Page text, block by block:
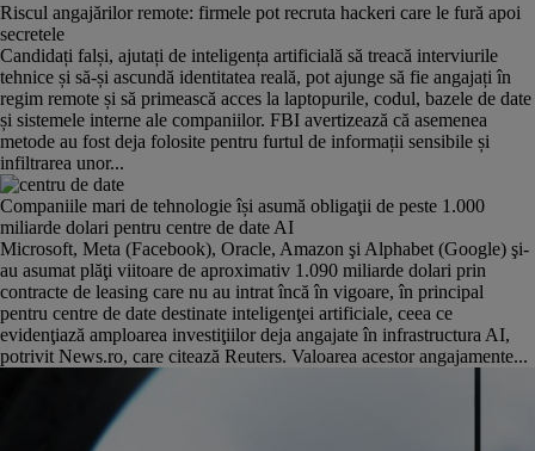
Riscul angajărilor remote: firmele pot recruta hackeri care le fură apoi
secretele
Candidați falși, ajutați de inteligența artificială să treacă interviurile
tehnice și să-și ascundă identitatea reală, pot ajunge să fie angajați în
regim remote și să primească acces la laptopurile, codul, bazele de date
și sistemele interne ale companiilor. FBI avertizează că asemenea
metode au fost deja folosite pentru furtul de informații sensibile și
infiltrarea unor...
Companiile mari de tehnologie își asumă obligaţii de peste 1.000
miliarde dolari pentru centre de date AI
Microsoft, Meta (Facebook), Oracle, Amazon şi Alphabet (Google) şi-
au asumat plăţi viitoare de aproximativ 1.090 miliarde dolari prin
contracte de leasing care nu au intrat încă în vigoare, în principal
pentru centre de date destinate inteligenţei artificiale, ceea ce
evidenţiază amploarea investiţiilor deja angajate în infrastructura AI,
potrivit News.ro, care citează Reuters. Valoarea acestor angajamente...